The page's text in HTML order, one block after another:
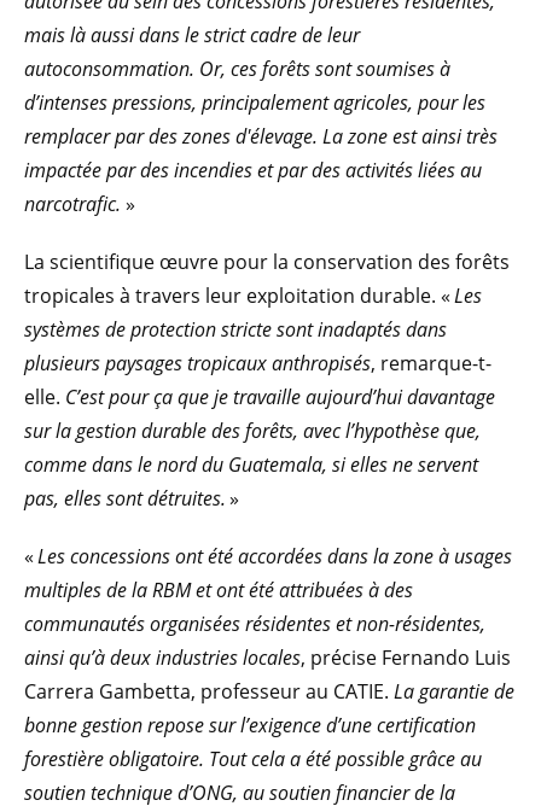
mais là aussi dans le strict cadre de leur
autoconsommation. Or, ces forêts sont soumises à
d’intenses pressions, principalement agricoles, pour les
remplacer par des zones d'élevage. La zone est ainsi très
impactée par des incendies et par des activités liées au
narcotrafic. »
La scientifique œuvre pour la conservation des forêts
tropicales à travers leur exploitation durable. «Les
systèmes de protection stricte sont inadaptés dans
plusieurs paysages tropicaux anthropisés, remarque-t-
elle. C’est pour ça que je travaille aujourd’hui davantage
sur la gestion durable des forêts, avec l’hypothèse que,
comme dans le nord du Guatemala, si elles ne servent
pas, elles sont détruites.»
«Les concessions ont été accordées dans la zone à usages
multiples de la RBM et ont été attribuées à des
communautés organisées résidentes et non-résidentes,
ainsi qu’à deux industries locales, précise Fernando Luis
Carrera Gambetta, professeur au CATIE. La garantie de
bonne gestion repose sur l’exigence d’une certification
forestière obligatoire. Tout cela a été possible grâce au
soutien technique d’ONG, au soutien financier de la